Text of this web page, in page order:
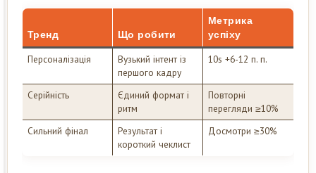
Тренд Що робити
Метрика
успіху
Персоналізація
Вузький інтент із
першого кадру
10s +6-12 п. п.
Серійність
Єдиний формат і
ритм
Повторні
перегляди ≥10%
Сильний фінал
Результат і
короткий чеклист
Досмотри ≥30%